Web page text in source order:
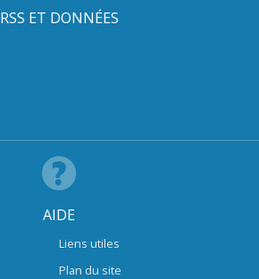
RSS ET DONNÉES
AIDE
Liens utiles
Plan du site